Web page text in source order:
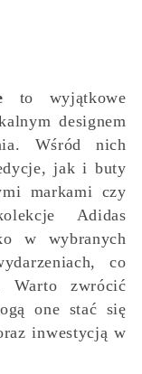
to wyjątkowe
designem
Wśród nich
jak i buty
markami czy
Adidas
w wybranych
co
Warto zwrócić
one stać się
inwestycją w